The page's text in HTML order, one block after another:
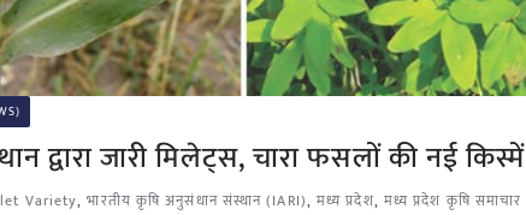
द्वारा जारी मिलेट्स, चारा फसलों की नई किस्में
Variety,भारतीय कृषि अनुसंधान संस्थान (IARI),मध्य प्रदेश, मध्य प्रदेश कृषि समाचार